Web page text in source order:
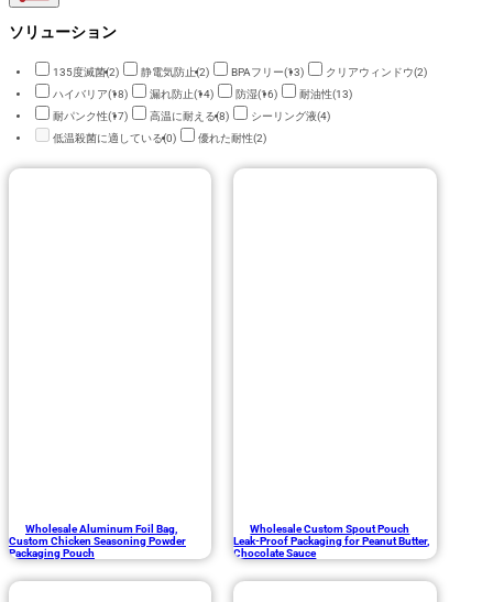
ソリューション
135度滅菌(2) 静電気防止(2) BPAフリー(13) クリアウィンドウ(2)
ハイバリア(18) 漏れ防止(14) 防湿(16) 耐油性(13)
耐パンク性(17) 高温に耐える(8) シーリング液(4)
低温殺菌に適している(0) 優れた耐性(2)
Wholesale Aluminum Foil Bag,
Custom Chicken Seasoning Powder
Packaging Pouch
Wholesale Custom Spout Pouch
Leak-Proof Packaging for Peanut Butter,
Chocolate Sauce